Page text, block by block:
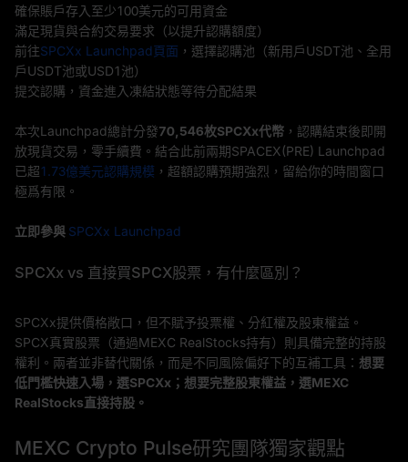
確保賬戶存入至少100美元的可用資金
滿足現貨與合約交易要求（以提升認購額度）
前往SPCXx Launchpad頁面 ，選擇認購池（新用戶USDT池、全用
戶USDT池或USD1池）
提交認購，資金進入凍結狀態等待分配結果
本次Launchpad總計分發70,546枚SPCXx代幣 ，認購結束後即開
放現貨交易，零手續費。結合此前兩期SPACEX(PRE) Launchpad
已超1.73億美元認購規模 ，超額認購預期強烈，留給你的時間窗口
極爲有限。
立即參與 SPCXx Launchpad
SPCXx vs 直接買SPCX股票，有什麼區別？
SPCXx提供價格敞口，但不賦予投票權、分紅權及股東權益。
SPCX真實股票（通過MEXC RealStocks持有）則具備完整的持股
權利。兩者並非替代關係，而是不同風險偏好下的互補工具： 想要
低門檻快速入場，選SPCXx；想要完整股東權益，選MEXC
RealStocks直接持股。
MEXC Crypto Pulse研究團隊獨家觀點